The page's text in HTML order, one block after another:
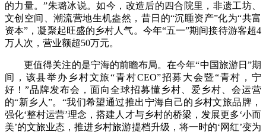
的力量。”朱璐冰说。如今，改造后的四合院里，非遗工坊、
文创空间、潮流营地生机盎然，昔日的“沉睡资产”化为“共富
资本”，凝聚起旺盛的乡村人气。今年“五一”期间接待游客超4
万人次，营业额超50万元。
更值得关注的是宁海的前瞻布局。在今年“中国旅游日”期
间，该县举办乡村文旅“青村CEO”招募大会暨“青村，宁
好！”品牌发布会，面向全球招募懂乡村、爱乡村、会运营
的“新乡人”。“我们希望通过推出宁海自己的乡村文旅品牌，
强化‘整村运营’理念，搭建人才与乡村的桥梁，发展更多‘小而
美’的文旅业态，推进乡村旅游提档升级，将一时的‘网红’变为